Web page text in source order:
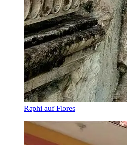
Raphi auf Flores